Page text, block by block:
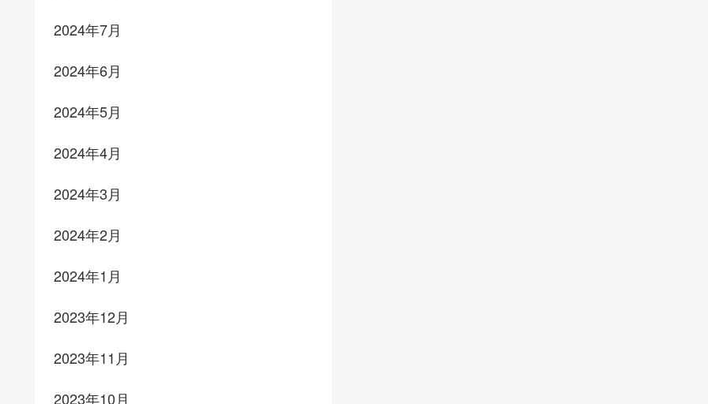
2024年7月
2024年6月
2024年5月
2024年4月
2024年3月
2024年2月
2024年1月
2023年12月
2023年11月
2023年10月